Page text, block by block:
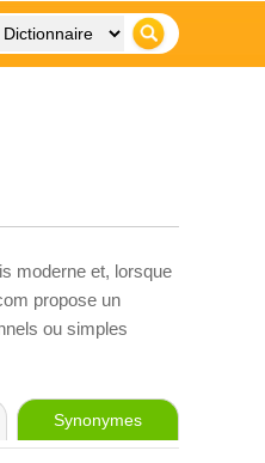
moderne et, lorsque
propose un
ou simples
Synonymes